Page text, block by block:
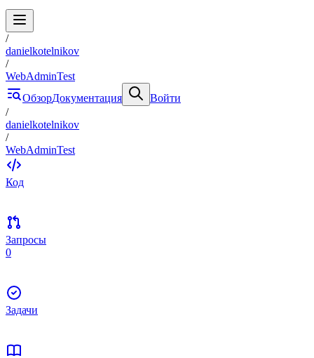
/
danielkotelnikov
/
WebAdminTest
ОбзорДокументация
Войти
/
danielkotelnikov
/
WebAdminTest
Код
Запросы
0
Задачи